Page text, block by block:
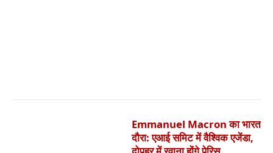
Emmanuel Macron का भारत
दौरा: एआई समिट में वैश्विक एजेंडा,